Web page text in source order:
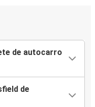
de autocarro
de